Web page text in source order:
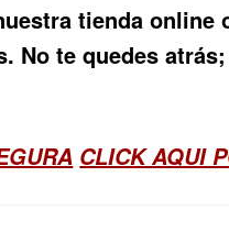
tienda
te quedes
CLICK AQUI